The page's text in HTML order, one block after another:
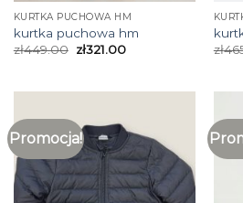
KURTKA PUCHOWA HM
kurtka puchowa hm
zł449.00 zł321.00
zł
Promocja!